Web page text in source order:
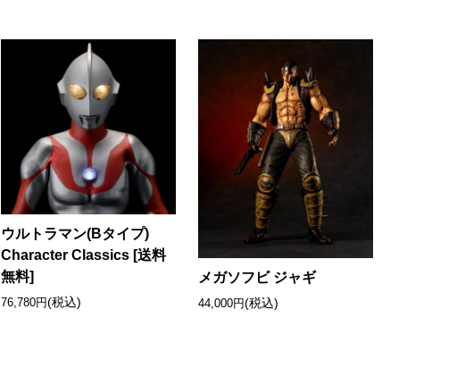
ウルトラマン(Bタイプ)
Character Classics [送料
無料]
76,780円(税込)
メガソフビ ジャギ
44,000円(税込)